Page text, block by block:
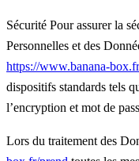
Sécurité Pour assurer la
Personnelles et des
https://www.banana-
dispositifs standards tels
l’encryption et mot de
Lors du traitement des